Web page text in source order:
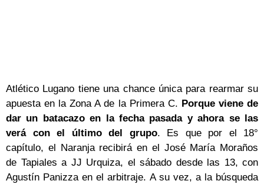
Atlético Lugano tiene una chance única para rearmar su
apuesta en la Zona A de la Primera C. Porque viene de
dar un batacazo en la fecha pasada y ahora se las
verá con el último del grupo. Es que por el 18°
capítulo, el Naranja recibirá en el José María Moraños
de Tapiales a JJ Urquiza, el sábado desde las 13, con
Agustín Panizza en el arbitraje. A su vez, a la búsqueda